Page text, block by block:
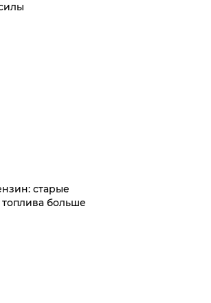
старые
больше